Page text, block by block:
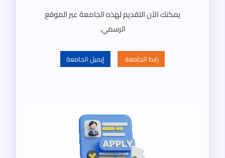
يمكنك الآن التقديم لهذه الجامعة عبر الموقع
الرسمي.
رابط الجامعة إيميل الجامعة